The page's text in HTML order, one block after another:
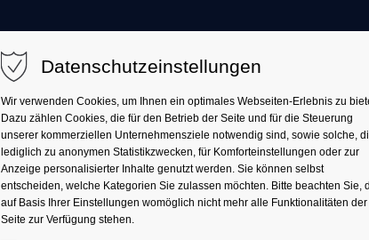
Datenschutzeinstellungen
Wir verwenden Cookies, um Ihnen ein optimales Webseiten-Erlebnis zu
Dazu zählen Cookies, die für den Betrieb der Seite und für die Steuerung
unserer kommerziellen Unternehmensziele notwendig sind, sowie solche,
lediglich zu anonymen Statistikzwecken, für Komforteinstellungen oder zur
Anzeige personalisierter Inhalte genutzt werden. Sie können selbst
entscheiden, welche Kategorien Sie zulassen möchten. Bitte beachten Sie,
auf Basis Ihrer Einstellungen womöglich nicht mehr alle Funktionalitäten der
Seite zur Verfügung stehen.